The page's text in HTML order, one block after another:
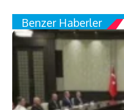
Benzer Haberler